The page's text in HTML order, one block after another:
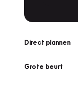
Direct plannen
Grote beurt